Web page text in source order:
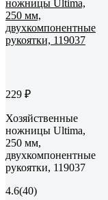
229 ₽
Хозяйственные
ножницы Ultima,
250 мм,
двухкомпонентные
рукоятки, 119037
4.6(40)